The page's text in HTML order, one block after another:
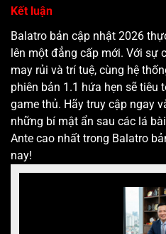
Kết luận
Balatro bản cập nhật 2026
lên một đẳng cấp mới. Với sự
may rủi và trí tuệ, cùng hệ
phiên bản 1.1 hứa hẹn sẽ tiêu
game thủ. Hãy truy cập ngay
những bí mật ẩn sau các lá
Ante cao nhất trong Balatro
nay!